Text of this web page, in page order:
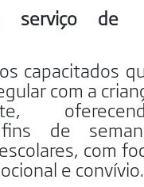
serviço de
capacitados
com a
de
com
e convívio.